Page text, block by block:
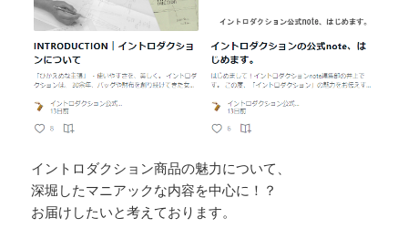
イントロダクション商品の魅力について、
深堀したマニアックな内容を中心に！？
お届けしたいと考えております。